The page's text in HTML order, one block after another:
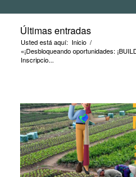
Últimas entradas
Usted está aquí: Inicio /
«¡Desbloqueando oportunidades:
Inscripcio...